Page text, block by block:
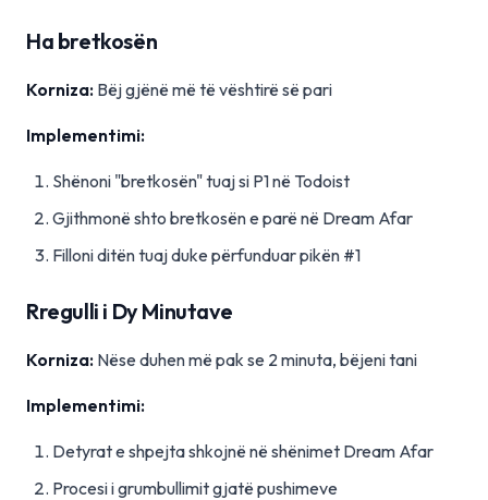
Ha bretkosën
Korniza: Bëj gjënë më të vështirë së pari
Implementimi:
Shënoni "bretkosën" tuaj si P1 në Todoist
Gjithmonë shto bretkosën e parë në Dream Afar
Filloni ditën tuaj duke përfunduar pikën #1
Rregulli i Dy Minutave
Korniza: Nëse duhen më pak se 2 minuta, bëjeni tani
Implementimi:
Detyrat e shpejta shkojnë në shënimet Dream Afar
Procesi i grumbullimit gjatë pushimeve